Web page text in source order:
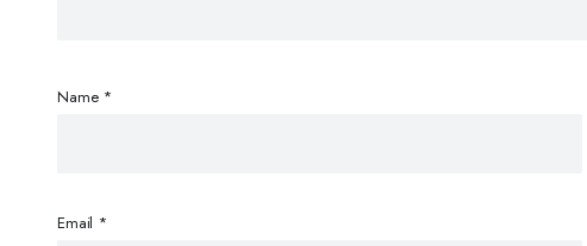
Name *
Email *